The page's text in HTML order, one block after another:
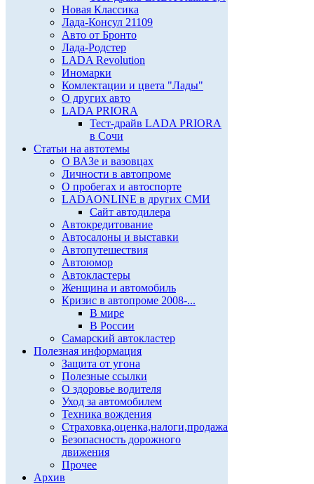
Новая Классика
Лада-Консул 21109
Авто от Бронто
Лада-Родстер
LADA Revolution
Иномарки
Комлектации и цвета "Лады"
О других авто
LADA PRIORA
Тест-драйв LADA PRIORA
в Сочи
Статьи на автотемы
О ВАЗе и вазовцах
Личности в автопроме
О пробегах и автоспорте
LADAONLINE в других СМИ
Сайт автодилера
Автокредитование
Автосалоны и выставки
Автопутешествия
Автоюмор
Автокластеры
Женщина и автомобиль
Кризис в автопроме 2008-...
В мире
В России
Самарский автокластер
Полезная информация
Защита от угона
Полезные ссылки
О здоровье водителя
Уход за автомобилем
Техника вождения
Страховка,оценка,налоги,продажа
Безопасность дорожного
движения
Прочее
Архив